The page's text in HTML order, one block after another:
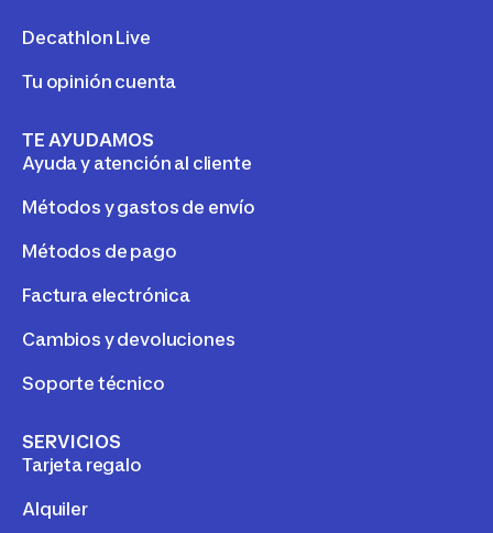
Decathlon Live
Tu opinión cuenta
TE AYUDAMOS
Ayuda y atención al cliente
Métodos y gastos de envío
Métodos de pago
Factura electrónica
Cambios y devoluciones
Soporte técnico
SERVICIOS
Tarjeta regalo
Alquiler